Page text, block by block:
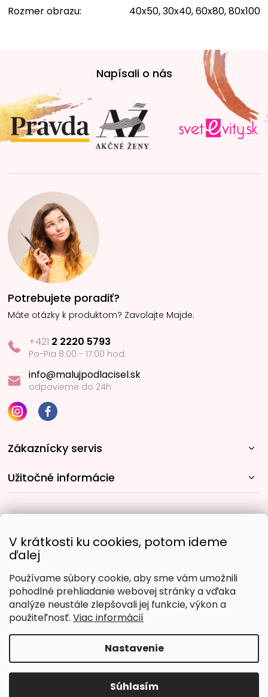
V krátkosti ku cookies, potom ideme
ďalej
Používame súbory cookie, aby sme vám umožnili
pohodlné prehliadanie webovej stránky a vďaka
analýze neustále zlepšovali jej funkcie, výkon a
použiteľnosť. Viac informácií
Nastavenie
Súhlasím
Rozmer obrazu: 40x50, 30x40, 60x80, 80x100
t
i
e
Napísali o nás
Potrebujete poradiť?
Máte otázky k produktom? Zavolajte Majde.
+421 2 2220 5793
Po-Pia 8:00 - 17:00 hod.
info@malujpodlacisel.sk
odpovieme do 24h
Zákaznícky servis
Užitočné informácie
Obľúbené spôsoby platby:
Copyright 2026Malujpodlacisel.sk. Všetky práva
vyhradené.Upraviť nastavenie cookies